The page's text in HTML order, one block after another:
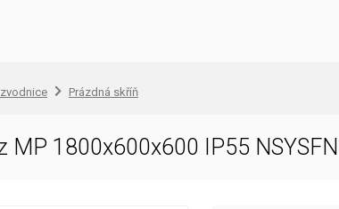
Prázdná skříň
MP 1800x600x600 IP55